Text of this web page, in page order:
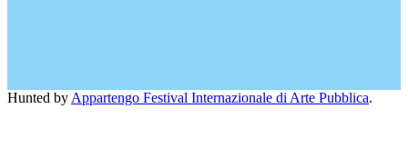
Hunted by Appartengo Festival Internazionale di Arte Pubblica.